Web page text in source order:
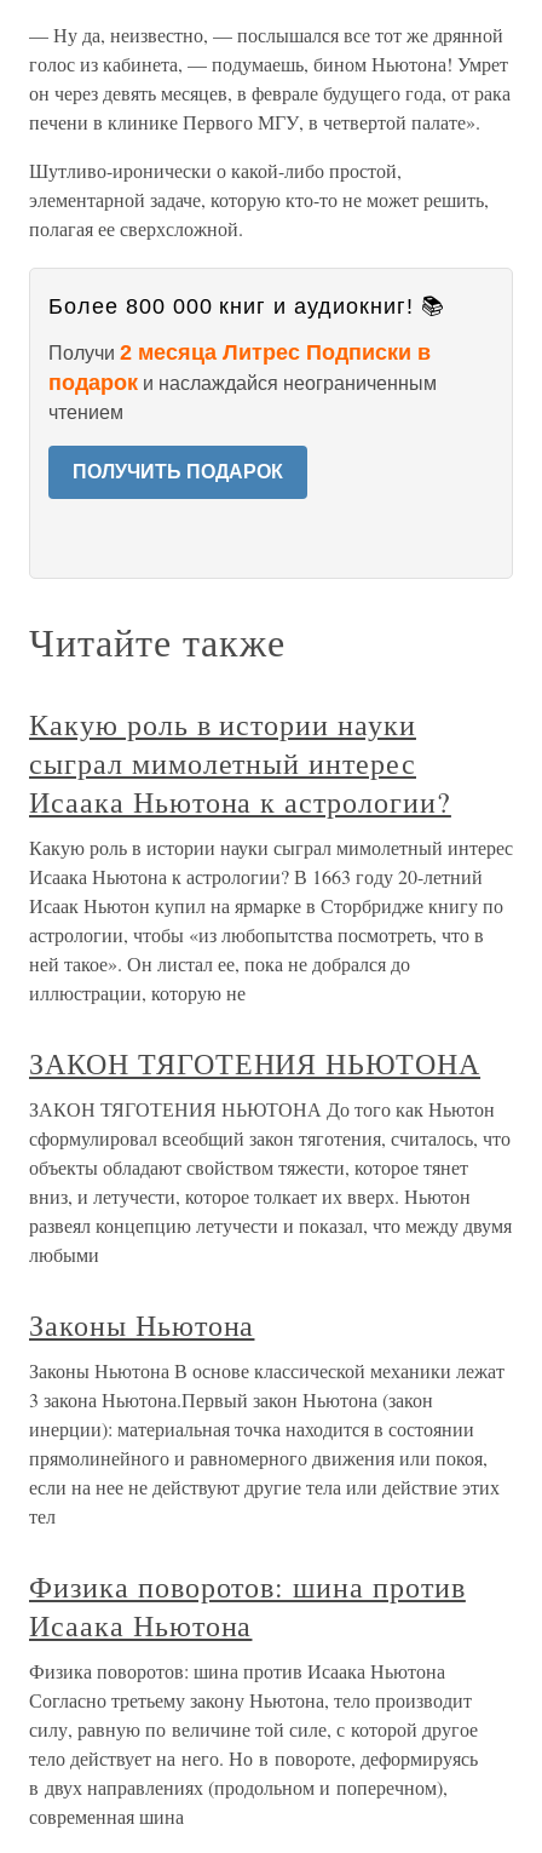
— Ну да, неизвестно, — послышался все тот же дрянной
голос из кабинета, — подумаешь, бином Ньютона! Умрет
он через девять месяцев, в феврале будущего года, от рака
печени в клинике Первого МГУ, в четвертой палате».
Шутливо-иронически о какой-либо простой,
элементарной задаче, которую кто-то не может решить,
полагая ее сверхсложной.
Более 800 000 книг и аудиокниг! 📚
Получи 2 месяца Литрес Подписки в
подарок и наслаждайся неограниченным
чтением
ПОЛУЧИТЬ ПОДАРОК
Читайте также
Какую роль в истории науки
сыграл мимолетный интерес
Исаака Ньютона к астрологии?
Какую роль в истории науки сыграл мимолетный интерес
Исаака Ньютона к астрологии? В 1663 году 20-летний
Исаак Ньютон купил на ярмарке в Сторбридже книгу по
астрологии, чтобы «из любопытства посмотреть, что в
ней такое». Он листал ее, пока не добрался до
иллюстрации, которую не
ЗАКОН ТЯГОТЕНИЯ НЬЮТОНА
ЗАКОН ТЯГОТЕНИЯ НЬЮТОНА До того как Ньютон
сформулировал всеобщий закон тяготения, считалось, что
объекты обладают свойством тяжести, которое тянет
вниз, и летучести, которое толкает их вверх. Ньютон
развеял концепцию летучести и показал, что между двумя
любыми
Законы Ньютона
Законы Ньютона В основе классической механики лежат
3 закона Ньютона.Первый закон Ньютона (закон
инерции): материальная точка находится в состоянии
прямолинейного и равномерного движения или покоя,
если на нее не действуют другие тела или действие этих
тел
Физика поворотов: шина против
Исаака Ньютона
Физика поворотов: шина против Исаака Ньютона
Согласно третьему закону Ньютона, тело производит
силу, равную по величине той силе, с которой другое
тело действует на него. Но в повороте, деформируясь
в двух направлениях (продольном и поперечном),
современная шина